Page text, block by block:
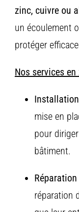
zinc, cuivre ou
un écoulement
protéger
Nos services
Installation
mise en
pour diriger
bâtiment.
Réparation
réparation